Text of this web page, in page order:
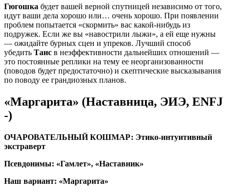
Гюгошка будет вашей верной спутницей независимо от того,
идут ваши дела хорошо или… очень хорошо. При появлении
проблем попытается «скормить» вас какой-нибудь из
подружек. Если же вы «навострили лыжи», а ей еще нужны
— ожидайте бурных сцен и упреков. Лучший способ
убедить Таис в неэффективности дальнейших отношений —
это постоянные реплики на тему ее неорганизованности
(поводов будет предостаточно) и скептические высказывания
по поводу ее грандиозных планов.
«Маргарита» (Наставница, ЭИЭ, ENFJ
-)
ОЧАРОВАТЕЛЬНЫЙ КОШМАР: Этико-интуитивный
экстраверт
Псевдонимы: «Гамлет», «Наставник»
Наш вариант: «Маргарита»